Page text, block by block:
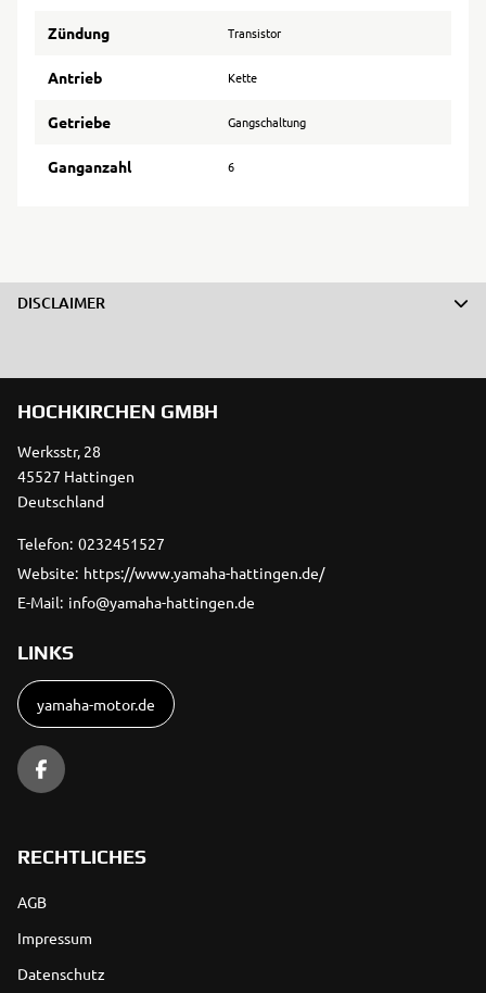
Zündung Transistor
Antrieb Kette
Getriebe Gangschaltung
Ganganzahl 6
DISCLAIMER
HOCHKIRCHEN GMBH
Werksstr, 28
45527 Hattingen
Deutschland
Telefon: 0232451527
Website: https://www.yamaha-hattingen.de/
E-Mail: info@yamaha-hattingen.de
LINKS
yamaha-motor.de
RECHTLICHES
AGB
Impressum
Datenschutz